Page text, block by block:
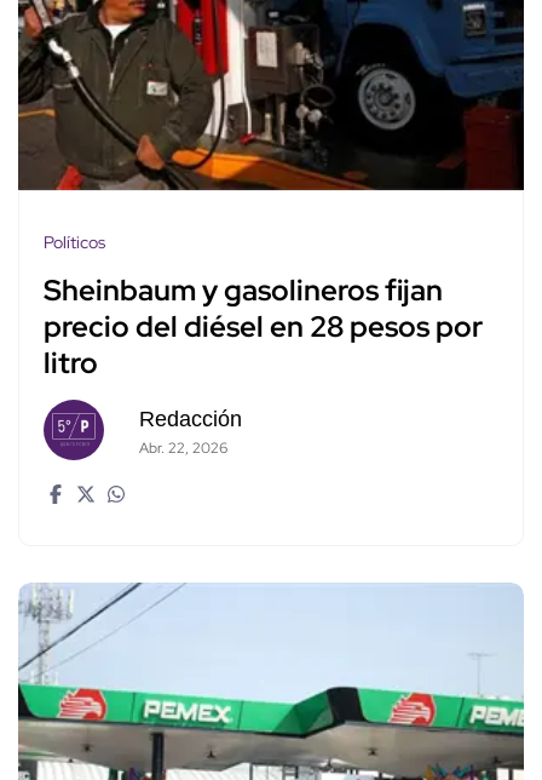
Políticos
Sheinbaum y gasolineros fijan
precio del diésel en 28 pesos por
litro
Redacción
Abr. 22, 2026